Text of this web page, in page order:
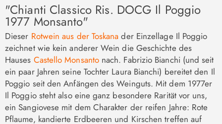
"Chianti Classico Ris. DOCG Il Poggio
1977 Monsanto"
Dieser Rotwein aus der Toskana der Einzellage Il Poggio
zeichnet wie kein anderer Wein die Geschichte des
Hauses Castello Monsantonach. Fabrizio Bianchi (und seit
ein paar Jahren seine Tochter Laura Bianchi) bereitet den Il
Poggio seit den Anfängen des Weinguts. Mit dem 1977er
Il Poggio steht also eine ganz besondere Rarität vor uns,
ein Sangiovese mit dem Charakter der reifen Jahre: Rote
Pflaume, kandierte Erdbeeren und Kirschen treffen auf